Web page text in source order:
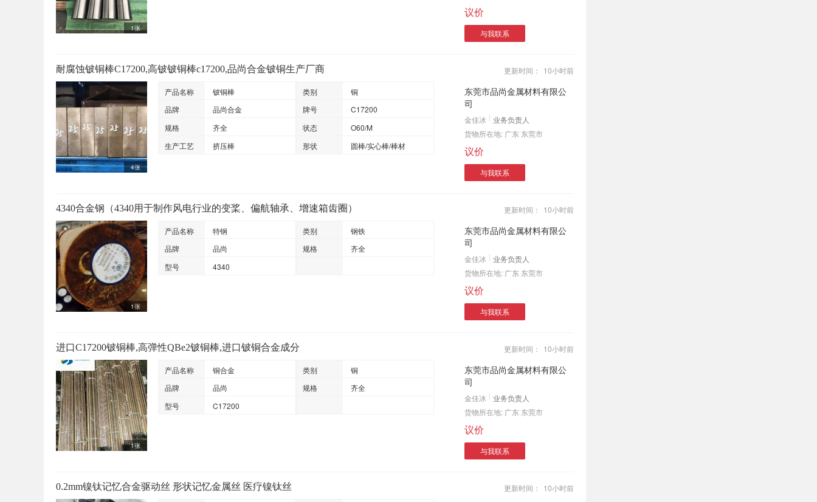
1张
议价
与我联系
耐腐蚀铍铜棒C17200,高铍铍铜棒c17200,品尚合金铍铜生产厂商 更新时间： 10小时前
4张
产品名称 铍铜棒 类别
铜
品牌
品尚合金 牌号
C17200
规格
齐全 状态
O60/M
生产工艺
挤压棒 形状 圆棒/实心棒/棒材
东莞市品尚金属材料有限公
司
金佳冰
业务负责人
货物所在地: 广东 东莞市
议价
与我联系
4340合金钢（4340用于制作风电行业的变桨、偏航轴承、增速箱齿圈） 更新时间： 10小时前
1张
产品名称 特钢 类别
钢铁
品牌
品尚 规格
齐全
型号
4340
东莞市品尚金属材料有限公
司
金佳冰
业务负责人
货物所在地: 广东 东莞市
议价
与我联系
进口C17200铍铜棒,高弹性QBe2铍铜棒,进口铍铜合金成分 更新时间： 10小时前
1张
产品名称 铜合金 类别
铜
品牌
品尚 规格
齐全
型号
C17200
东莞市品尚金属材料有限公
司
金佳冰
业务负责人
货物所在地: 广东 东莞市
议价
与我联系
0.2mm镍钛记忆合金驱动丝 形状记忆金属丝 医疗镍钛丝 更新时间： 10小时前